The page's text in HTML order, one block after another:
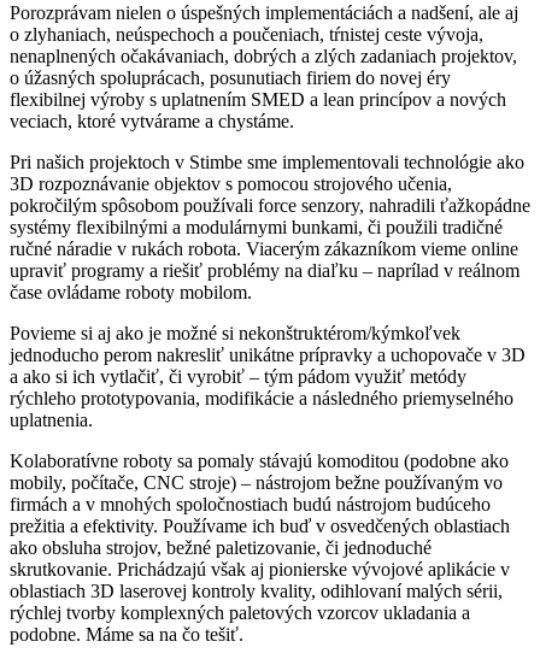
Porozprávam nielen o úspešných implementáciách a nadšení, ale aj
o zlyhaniach, neúspechoch a poučeniach, tŕnistej ceste vývoja,
nenaplnených očakávaniach, dobrých a zlých zadaniach projektov,
o úžasných spoluprácach, posunutiach firiem do novej éry
flexibilnej výroby s uplatnením SMED a lean princípov a nových
veciach, ktoré vytvárame a chystáme.
Pri našich projektoch v Stimbe sme implementovali technológie ako
3D rozpoznávanie objektov s pomocou strojového učenia,
pokročilým spôsobom používali force senzory, nahradili ťažkopádne
systémy flexibilnými a modulárnymi bunkami, či použili tradičné
ručné náradie v rukách robota. Viacerým zákazníkom vieme online
upraviť programy a riešiť problémy na diaľku – naprílad v reálnom
čase ovládame roboty mobilom.
Povieme si aj ako je možné si nekonštruktérom/kýmkoľvek
jednoducho perom nakresliť unikátne prípravky a uchopovače v 3D
a ako si ich vytlačiť, či vyrobiť – tým pádom využiť metódy
rýchleho prototypovania, modifikácie a následného priemyselného
uplatnenia.
Kolaboratívne roboty sa pomaly stávajú komoditou (podobne ako
mobily, počítače, CNC stroje) – nástrojom bežne používaným vo
firmách a v mnohých spoločnostiach budú nástrojom budúceho
prežitia a efektivity. Používame ich buď v osvedčených oblastiach
ako obsluha strojov, bežné paletizovanie, či jednoduché
skrutkovanie. Prichádzajú však aj pionierske vývojové aplikácie v
oblastiach 3D laserovej kontroly kvality, odihlovaní malých sérii,
rýchlej tvorby komplexných paletových vzorcov ukladania a
podobne. Máme sa na čo tešiť.